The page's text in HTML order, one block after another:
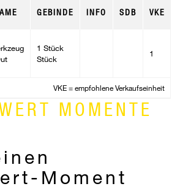
GEBINDE INFO SDB VKE
1 Stück
Stück
1
VKE = empfohlene Verkaufseinheit
MOMENTE
Moment